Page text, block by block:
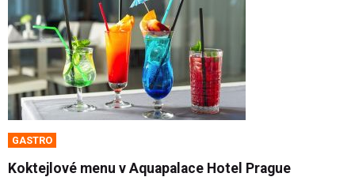
GASTRO
Koktejlové menu v Aquapalace Hotel Prague